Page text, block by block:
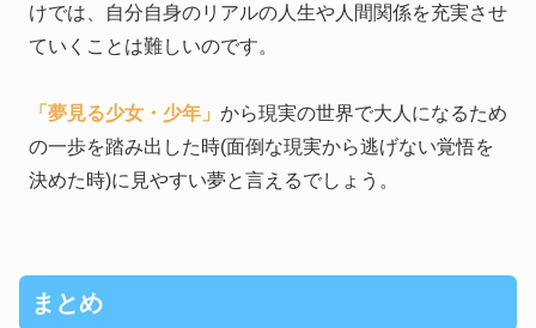
けでは、自分自身のリアルの人生や人間関係を充実させ
ていくことは難しいのです。
「夢見る少女・少年」 から現実の世界で大人になるため
の一歩を踏み出した時(面倒な現実から逃げない覚悟を
決めた時)に見やすい夢と言えるでしょう。
まとめ